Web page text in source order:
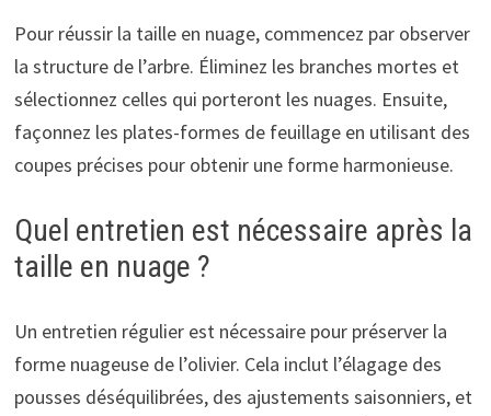
Pour réussir la taille en nuage, commencez par observer
la structure de l’arbre. Éliminez les branches mortes et
sélectionnez celles qui porteront les nuages. Ensuite,
façonnez les plates-formes de feuillage en utilisant des
coupes précises pour obtenir une forme harmonieuse.
Quel entretien est nécessaire après la
taille en nuage ?
Un entretien régulier est nécessaire pour préserver la
forme nuageuse de l’olivier. Cela inclut l’élagage des
pousses déséquilibrées, des ajustements saisonniers, et